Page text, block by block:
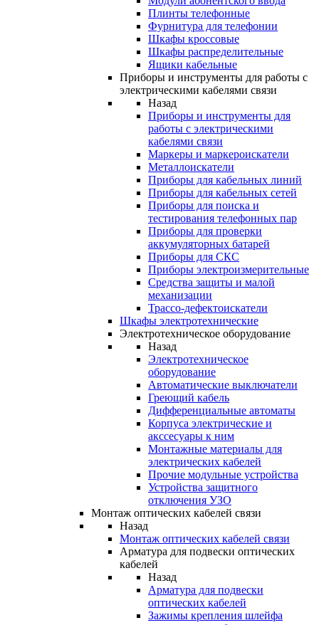
Плинты телефонные
Фурнитура для телефонии
Шкафы кроссовые
Шкафы распределительные
Ящики кабельные
Приборы и инструменты для работы с
электрическими кабелями связи
Назад
Приборы и инструменты для
работы с электрическими
кабелями связи
Маркеры и маркероискатели
Металлоискатели
Приборы для кабельных линий
Приборы для кабельных сетей
Приборы для поиска и
тестирования телефонных пар
Приборы для проверки
аккумуляторных батарей
Приборы для СКС
Приборы электроизмерительные
Средства защиты и малой
механизации
Трассо-дефектоискатели
Шкафы электротехнические
Электротехническое оборудование
Назад
Электротехническое
оборудование
Автоматические выключатели
Греющий кабель
Дифференциальные автоматы
Корпуса электрические и
акссесуары к ним
Монтажные материалы для
электрических кабелей
Прочие модульные устройства
Устройства защитного
отключения УЗО
Монтаж оптических кабелей связи
Назад
Монтаж оптических кабелей связи
Арматура для подвески оптических
кабелей
Назад
Арматура для подвески
оптических кабелей
Зажимы крепления шлейфа